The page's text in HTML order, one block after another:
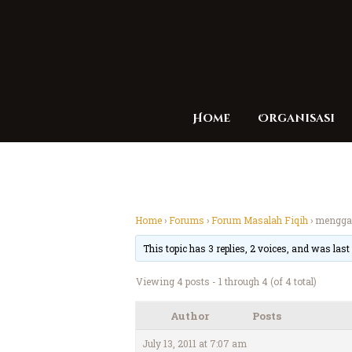
Home Organisasi
Home›Forums ›Forum Masalah Fiqih ›
This topic has 3 replies, 2 voices, and was
Viewing 4 posts - 1 through 4 (of 4 total)
Author Posts
July 13, 2011 at 7:07 am